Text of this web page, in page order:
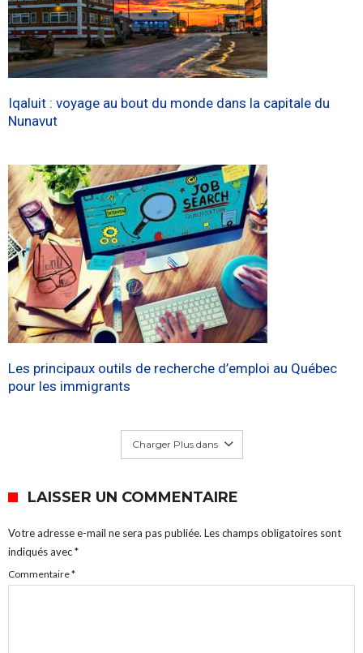
Iqaluit : voyage au bout du monde dans la capitale du
Nunavut
Les principaux outils de recherche d’emploi au Québec
pour les immigrants
Charger Plus dans
LAISSER UN COMMENTAIRE
Votre adresse e-mail ne sera pas publiée. Les champs obligatoires sont
indiqués avec*
Commentaire*